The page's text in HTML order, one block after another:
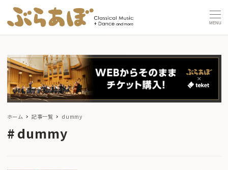
MENU
ホーム 記事一覧 dummy
dummy